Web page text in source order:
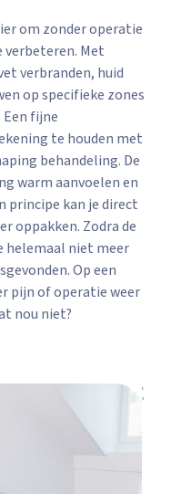
om zonder operatie
verbeteren. Met
verbranden, huid
op specifieke zones
fijne
te houden met
behandeling. De
warm aanvoelen en
principe kan je direct
oppakken. Zodra de
helemaal niet meer
Op een
pijn of operatie weer
nou niet?
‹
›